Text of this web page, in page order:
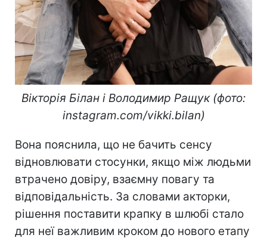
Вікторія Білан і Володимир Ращук (фото:
instagram.com/vikki.bilan)
Вона пояснила, що не бачить сенсу
відновлювати стосунки, якщо між людьми
втрачено довіру, взаємну повагу та
відповідальність. За словами акторки,
рішення поставити крапку в шлюбі стало
для неї важливим кроком до нового етапу